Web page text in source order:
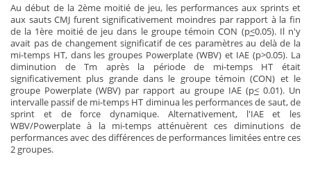
Au début de la 2ème moitié de jeu, les performances aux sprints et
aux sauts CMJ furent significativement moindres par rapport à la fin
de la 1ère moitié de jeu dans le groupe témoin CON (p<0.05). Il n'y
avait pas de changement significatif de ces paramètres au delà de la
mi-temps HT, dans les groupes Powerplate (WBV) et IAE (p>0.05). La
diminution de Tm après la période de mi-temps HT était
significativement plus grande dans le groupe témoin (CON) et le
groupe Powerplate (WBV) par rapport au groupe IAE (p<0.01). Un
intervalle passif de mi-temps HT diminua les performances de saut, de
sprint et de force dynamique. Alternativement, l'IAE et les
WBV/Powerplate à la mi-temps atténuèrent ces diminutions de
performances avec des différences de performances limitées entre ces
2 groupes.